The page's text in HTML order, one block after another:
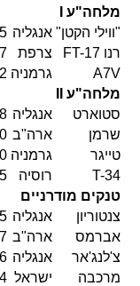
מלחה"ע I
"ווילי הקטן" אנגליה 5
רנו FT-17
צרפת 7
A7V
גרמניה
מלחה"ע II
סטוארט
אנגליה
שרמן
ארה"ב
טייגר
גרמניה
T-34
רוסיה
טנקים מודרניים
צנטוריון
אנגליה
אברמס
ארה"ב
צ'לנג'אר
אנגליה
מרכבה
ישראל